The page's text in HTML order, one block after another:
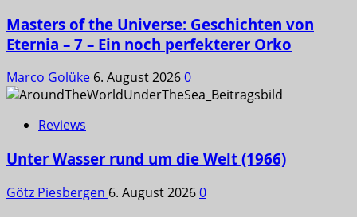
Masters of the Universe: Geschichten von
Eternia – 7 – Ein noch perfekterer Orko
Marco Golüke 6. August 20260
Reviews
Unter Wasser rund um die Welt (1966)
Götz Piesbergen 6. August 20260